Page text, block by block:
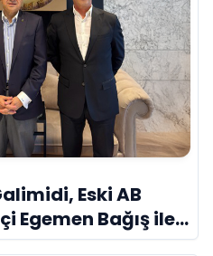
Eski AB
Egemen Bağış ile